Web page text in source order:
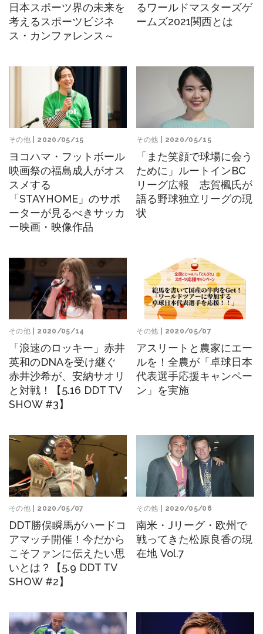
日本スポーツ界の未来を
考えるスポーツビジネ
ス・カンファレンス～
るワールドマスターズゲ
ームズ2021関西とは
その他 | 2020/05/15
ヨコハマ・フットボール
映画祭の福島成人がオス
スメする
「STAYHOME」のサポ
ーターが見るべきサッカ
ー映画・映像作品
その他 | 2020/05/15
「また笑顔で球場に会う
ために」ルートインBC
リーグ広報 志賀楓氏が
語る野球独立リーグの現
状
その他 | 2020/05/14
「浪速のロッキー」赤井
英和のDNAを受け継ぐ
赤井沙希が、安納サオリ
と対戦！【5.16 DDT TV
SHOW #3】
その他 | 2020/05/07
アスリートと農家にエー
ルを！全農が「卓球日本
代表選手応援キャンペー
ン」を実施
その他 | 2020/05/07
DDT勝俣瞬馬がハードコ
アマッチ開催！今だから
こそファンに伝えたい思
いとは？【5.9 DDT TV
SHOW #2】
その他 | 2020/05/06
南米・Jリーグ・欧州で
戦ってきた松原良香の現
在地 Vol.7